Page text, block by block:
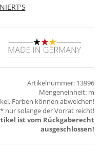
Artikelnummer: 13996
Mengeneinheit: m
Farben können abweichen!
* nur solange der Vorrat reicht!
ist vom Rückgaberecht
ausgeschlossen!